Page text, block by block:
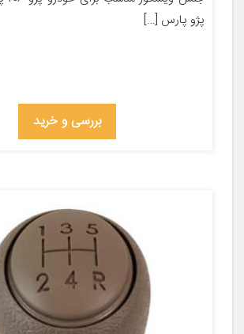
پژو پارس […]
بررسی و خرید